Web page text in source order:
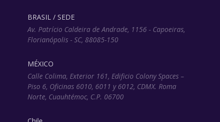
BRASIL / SEDE
Av. Patrício Caldeira de Andrade, 1156 - Capoeiras,
Florianópolis - SC, 88085-150
MÉXICO
Calle Colima, Exterior 161, Edificio Colony Spaces –
Piso 6, Oficinas 6010, 6011 y 6012, CDMX. Roma
Norte, Cuauhtémoc, C.P. 06700